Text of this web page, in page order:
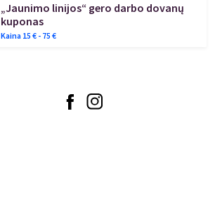
„Jaunimo linijos“ gero darbo dovanų
kuponas
Kaina 15 € - 75 €